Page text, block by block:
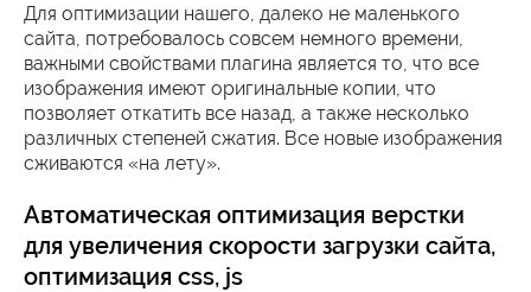
Для оптимизации нашего, далеко не маленького
сайта, потребовалось совсем немного времени,
важными свойствами плагина является то, что все
изображения имеют оригинальные копии, что
позволяет откатить все назад, а также несколько
различных степеней сжатия. Все новые изображения
сживаются «на лету».
Автоматическая оптимизация верстки
для увеличения скорости загрузки сайта,
оптимизация css, js